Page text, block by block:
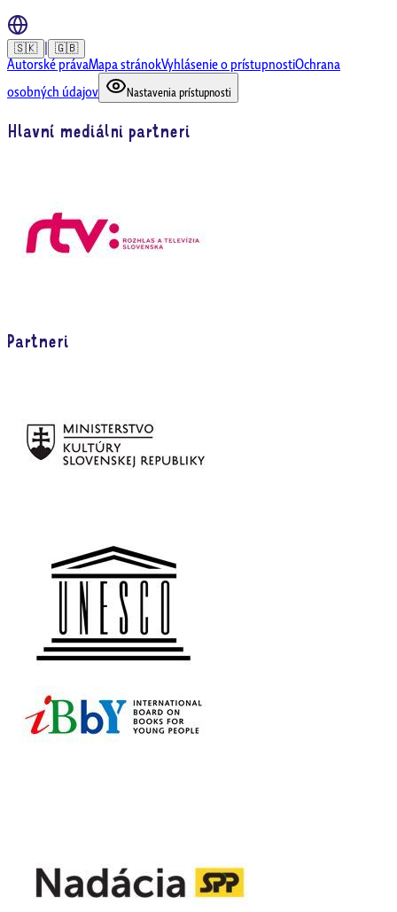
🇸🇰 🇬🇧
Autorské právaMapa stránokVyhlásenie o prístupnostiOchrana
osobných údajov Nastavenia prístupnosti
Hlavní mediálni partneri
Partneri